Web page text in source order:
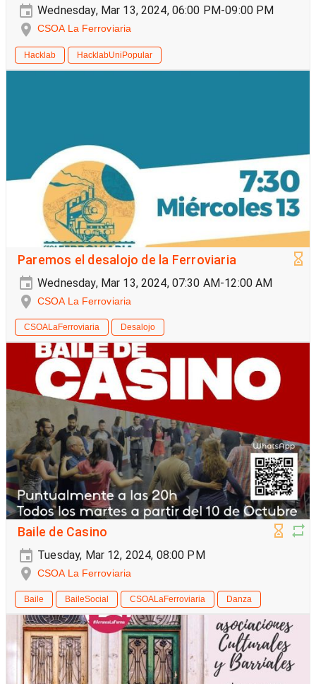
Wednesday, Mar 13, 2024, 06:00 PM-09:00 PM
CSOA La Ferroviaria
Hacklab HacklabUniPopular
Paremos el desalojo de la Ferroviaria
Wednesday, Mar 13, 2024, 07:30 AM-12:00 AM
CSOA La Ferroviaria
CSOALaFerroviaria Desalojo
Baile de Casino
Tuesday, Mar 12, 2024, 08:00 PM
CSOA La Ferroviaria
Baile BaileSocial CSOALaFerroviaria Danza